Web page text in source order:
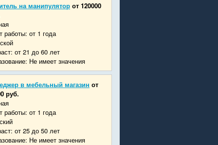
на манипулятор от 120000
работы: от 1 года
от 21 до 60 лет
Не имеет значения
в мебельный магазин от
руб.
работы: от 1 года
от 25 до 50 лет
Не имеет значения